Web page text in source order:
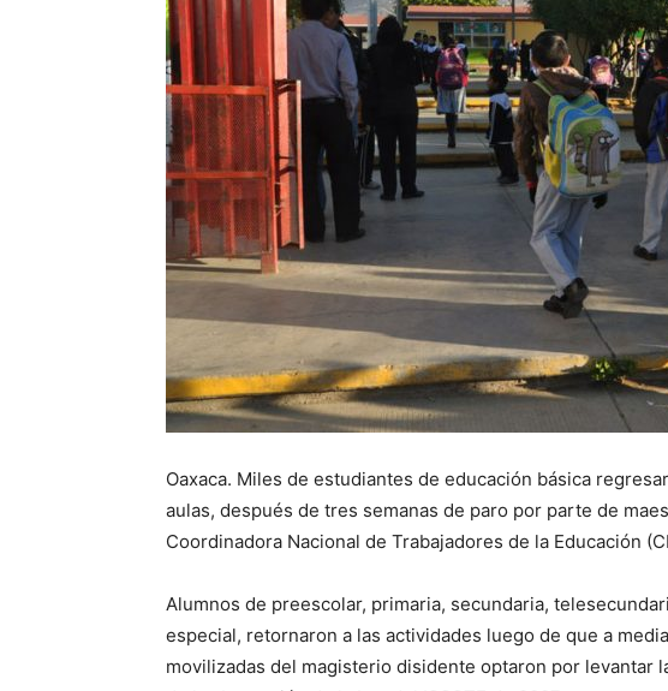
Oaxaca. Miles de estudiantes de educación básica
aulas, después de tres semanas de paro por parte de
Coordinadora Nacional de Trabajadores de la Educación
Alumnos de preescolar, primaria, secundaria,
especial, retornaron a las actividades luego de que a
movilizadas del magisterio disidente optaron por levantar